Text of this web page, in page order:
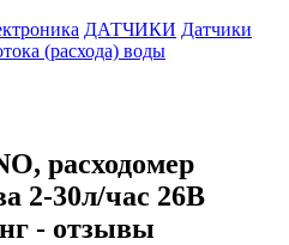
ДАТЧИКИ Датчики
(расхода) воды
расходомер
2-30л/час 26В
- отзывы